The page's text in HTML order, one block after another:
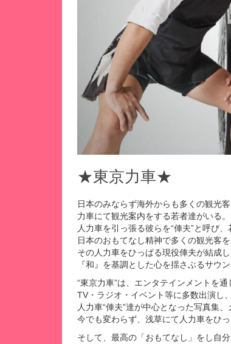
★東京力車★
日本のみならず海外からも多くの観光
力車にて観光案内をする若者達がいる。
人力車を引っ張る彼らを“俥夫”と呼び
日本のおもてなし精神で多くの観光客を
その人力車をひっぱる現役俥夫が結成し
『和』を基調とした心を揺さぶるサウ
“東京力車”は、エンタテインメントを
TV・ラジオ・イベント等に多数出演し
人力車“俥夫”達が中心となった写真集
今でも変わらず、浅草にて人力車をひ
そして、最高の「おもてなし」をし自